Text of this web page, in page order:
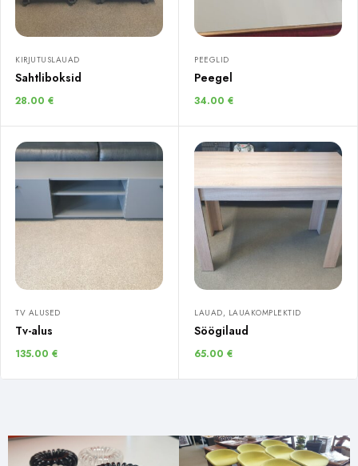
KIRJUTUSLAUAD
Sahtliboksid
28.00 €
TV ALUSED
Tv-alus
135.00 €
PEEGLID
Peegel
34.00 €
LAUAD, LAUAKOMPLEKTID
Söögilaud
65.00 €